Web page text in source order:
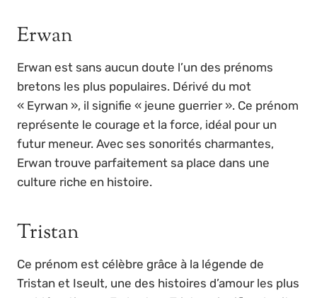
Erwan
Erwan est sans aucun doute l’un des prénoms
bretons les plus populaires. Dérivé du mot
« Eyrwan », il signifie « jeune guerrier ». Ce prénom
représente le courage et la force, idéal pour un
futur meneur. Avec ses sonorités charmantes,
Erwan trouve parfaitement sa place dans une
culture riche en histoire.
Tristan
Ce prénom est célèbre grâce à la légende de
Tristan et Iseult, une des histoires d’amour les plus